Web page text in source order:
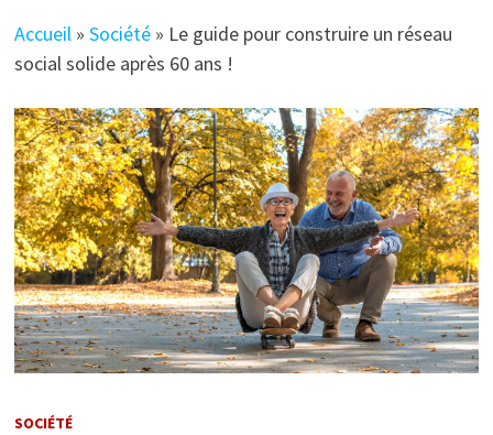
Accueil »Société » Le guide pour construire un réseau
social solide après 60 ans !
SOCIÉTÉ